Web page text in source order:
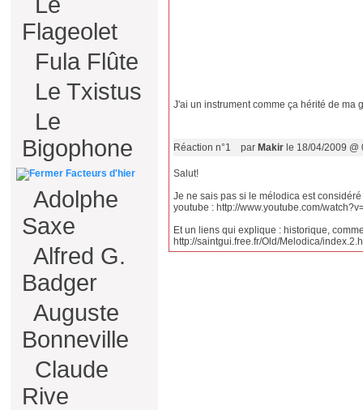
Flageolet
Fula Flûte
Le Txistus
Le
Bigophone
Facteurs d'hier
Adolphe
Saxe
Alfred G.
Badger
Auguste
Bonneville
Claude
Rive
J'ai un instrument comme ça hérité de ma
Réaction n°1 par Makir le 18/04/2009 @
Salut!
Je ne sais pas si le mélodica est
youtube : http://www.youtube.com/
Et un liens qui explique : historique,
http://saintgui.free.fr/Old/Melodica/